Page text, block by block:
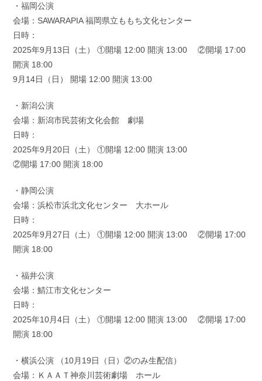
・福岡公演
会場：SAWARAPIA 福岡県立ももち文化センター
日時：
2025年9月13日（土） ①開場 12:00 開演 13:00 ②開場 17:00
開演 18:00
9月14日（日） 開場 12:00 開演 13:00
・新潟公演
会場：新潟市民芸術文化会館 劇場
日時：
2025年9月20日（土） ①開場 12:00 開演 13:00
②開場 17:00 開演 18:00
・静岡公演
会場：浜松市浜北文化センター 大ホール
日時：
2025年9月27日（土） ①開場 12:00 開演 13:00 ②開場 17:00
開演 18:00
・福井公演
会場：鯖江市文化センター
日時：
2025年10月4日（土） ①開場 12:00 開演 13:00 ②開場 17:00
開演 18:00
・横浜公演 （10月19日（日）②のみ生配信）
会場：ＫＡＡＴ神奈川芸術劇場 ホール